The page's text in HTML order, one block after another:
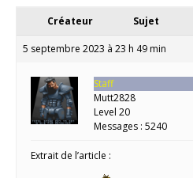
Créateur Sujet
5 septembre 2023 à 23 h 49 min
Staff
Mutt2828
Level 20
Messages : 5240
Extrait de l’article :